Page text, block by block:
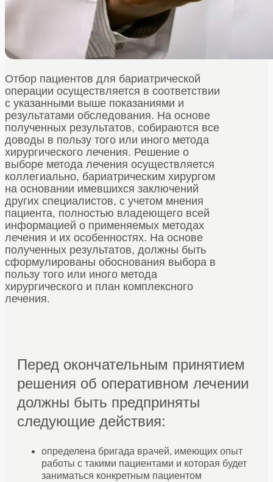
Отбор пациентов для бариатрической
операции осуществляется в соответствии
с указанными выше показаниями и
результатами обследования. На основе
полученных результатов, собираются все
доводы в пользу того или иного метода
хирургического лечения. Решение о
выборе метода лечения осуществляется
коллегиально, бариатрическим хирургом
на основании имевшихся заключений
других специалистов, с учетом мнения
пациента, полностью владеющего всей
информацией о применяемых методах
лечения и их особенностях. На основе
полученных результатов, должны быть
сформулированы обоснования выбора в
пользу того или иного метода
хирургического и план комплексного
лечения.
Перед окончательным принятием
решения об оперативном лечении
должны быть предприняты
следующие действия:
определена бригада врачей, имеющих опыт
работы с такими пациентами и которая будет
заниматься конкретным пациентом